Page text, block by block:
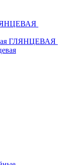
ГЛЯНЦЕВАЯ